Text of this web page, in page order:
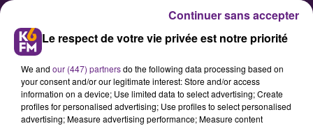
Le respect de votre vie privée est notre priorité
We and our (447) partnersdo the following data processing based on
your consent and/or our legitimate interest: Store and/or access
information on a device; Use limited data to select advertising; Create
profiles for personalised advertising; Use profiles to select personalised
advertising; Measure advertising performance; Measure content
Continuer sans accepter